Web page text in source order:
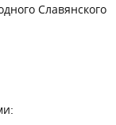
Славянского